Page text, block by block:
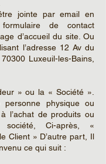
jointe par email en
de contact
d’accueil du site. Ou
l’adresse 12 Av du
Luxeuil-les-Bains,
» ou la « Société ».
physique ou
l’achat de produits ou
Ci-après, «
Client » D’autre part, Il
ce qui suit :